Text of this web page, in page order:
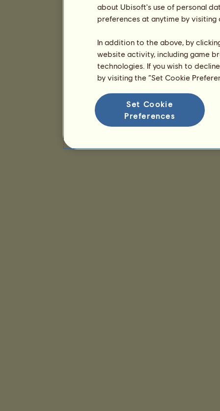
about Ubisoft's use of personal
preferences at anytime by
In addition to the above, by
website activity, including game
technologies. If you wish to
by visiting the “Set Cookie
Set Cookie
Preferences